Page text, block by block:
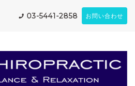
03-5441-2858 お問い合わせ